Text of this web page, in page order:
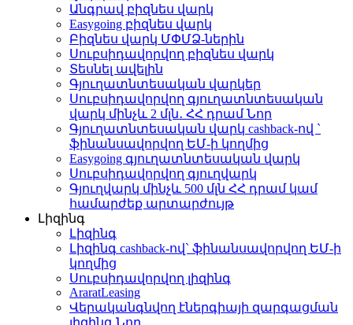
Անգրավ բիզնես վարկ
Easygoing բիզնես վարկ
Բիզնես վարկ ՄՓՄՁ-ներին
Սուբսիդավորվող բիզնես վարկ
Տեսնել ավելին
Գյուղատնտեսական վարկեր
Սուբսիդավորվող գյուղատնտեսական
վարկ մինչև 2 մլն․ ՀՀ դրամՆոր
Գյուղատնտեսական վարկ cashback-ով `
ֆինանսավորվող ԵՄ-ի կողմից
Easygoing գյուղատնտեսական վարկ
Սուբսիդավորվող գյուղվարկ
Գյուղվարկ մինչև 500 մլն ՀՀ դրամ կամ
համարժեք արտարժույթ
Լիզինգ
Լիզինգ
Լիզինգ cashback-ով` ֆինանսավորվող ԵՄ-ի
կողմից
Սուբսիդավորվող լիզինգ
AraratLeasing
Վերականգնվող էներգիայի զարգացման
լիզինգ Նոր